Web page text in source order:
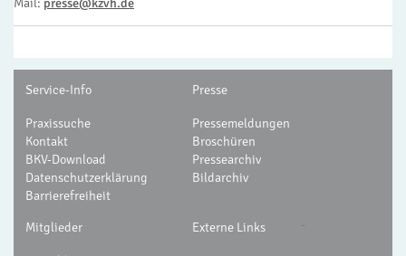
Service-Info
Praxissuche
Kontakt
BKV-Download
Datenschutzerklärung
Barrierefreiheit
Presse
Pressemeldungen
Broschüren
Pressearchiv
Bildarchiv
Mitglieder Externe Links